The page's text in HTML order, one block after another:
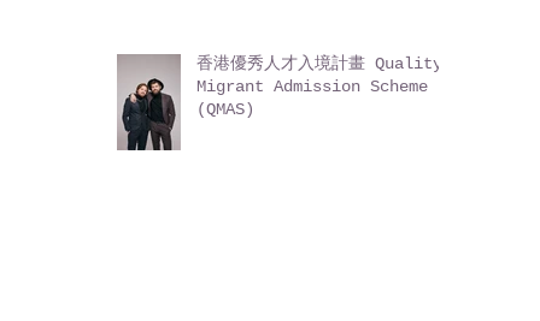
香港優秀人才入境計畫 Quality
Migrant Admission Scheme
(QMAS)